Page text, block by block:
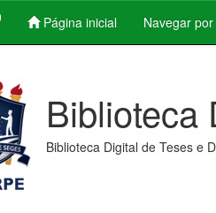
Página inicial Navegar por
Biblioteca
Biblioteca Digital de Teses e